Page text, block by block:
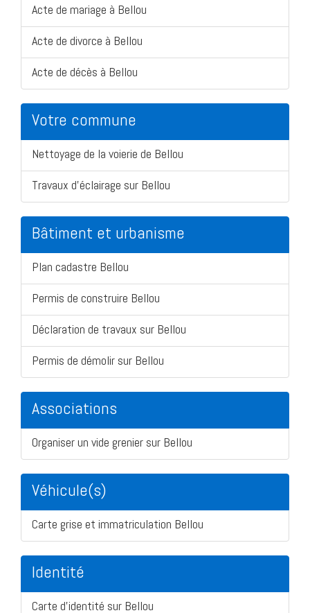
Acte de mariage à Bellou
Acte de divorce à Bellou
Acte de décès à Bellou
Votre commune
Nettoyage de la voierie de Bellou
Travaux d'éclairage sur Bellou
Bâtiment et urbanisme
Plan cadastre Bellou
Permis de construire Bellou
Déclaration de travaux sur Bellou
Permis de démolir sur Bellou
Associations
Organiser un vide grenier sur Bellou
Véhicule(s)
Carte grise et immatriculation Bellou
Identité
Carte d'identité sur Bellou